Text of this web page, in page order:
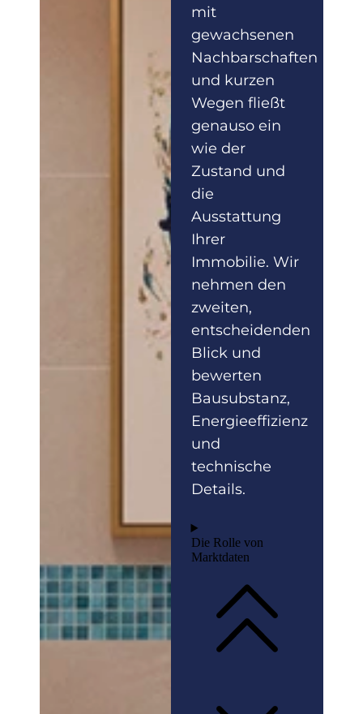
mit
gewachsenen
Nachbarschaften
und kurzen
Wegen fließt
genauso ein
wie der
Zustand und
die
Ausstattung
Ihrer
Immobilie. Wir
nehmen den
zweiten,
entscheidenden
Blick und
bewerten
Bausubstanz,
Energieeffizienz
und
technische
Details.
Die Rolle von
Marktdaten